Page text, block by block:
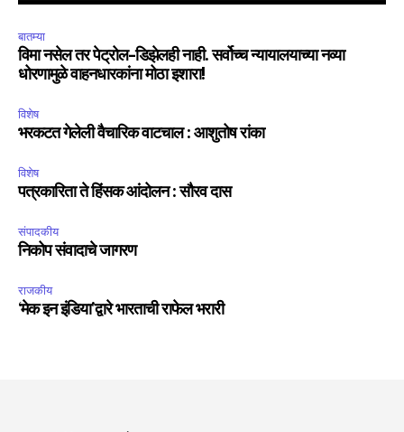
बातम्या
विमा नसेल तर पेट्रोल-डिझेलही नाही. सर्वोच्च न्यायालयाच्या नव्या
धोरणामुळे वाहनधारकांना मोठा इशारा!
विशेष
भरकटत गेलेली वैचारिक वाटचाल : आशुतोष रांका
विशेष
पत्रकारिता ते हिंसक आंदोलन : सौरव दास
संपादकीय
निकोप संवादाचे जागरण
राजकीय
‘मेक इन इंडिया’द्वारे भारताची राफेल भरारी